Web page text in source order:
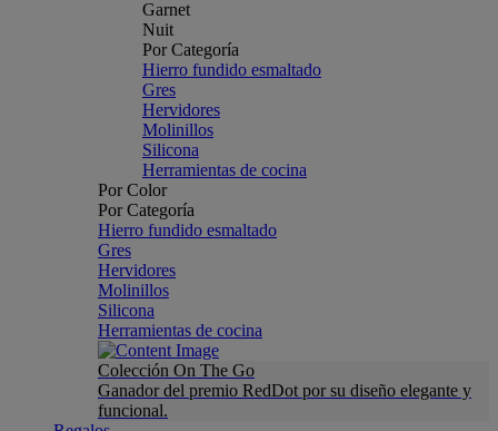
Garnet
Nuit
Por Categoría
Hierro fundido esmaltado
Gres
Hervidores
Molinillos
Silicona
Herramientas de cocina
Por Color
Por Categoría
Hierro fundido esmaltado
Gres
Hervidores
Molinillos
Silicona
Herramientas de cocina
Colección On The Go
Ganador del premio RedDot por su diseño elegante y
funcional.